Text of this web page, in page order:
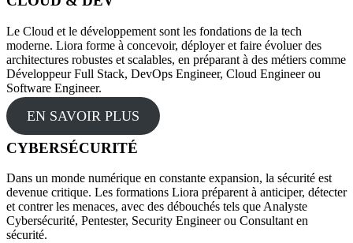
Le Cloud et le développement sont les fondations de la tech
moderne. Liora forme à concevoir, déployer et faire évoluer des
architectures robustes et scalables, en préparant à des métiers comme
Développeur Full Stack, DevOps Engineer, Cloud Engineer ou
Software Engineer.
EN SAVOIR PLUS
CYBERSÉCURITÉ
Dans un monde numérique en constante expansion, la sécurité est
devenue critique. Les formations Liora préparent à anticiper, détecter
et contrer les menaces, avec des débouchés tels que Analyste
Cybersécurité, Pentester, Security Engineer ou Consultant en
sécurité.